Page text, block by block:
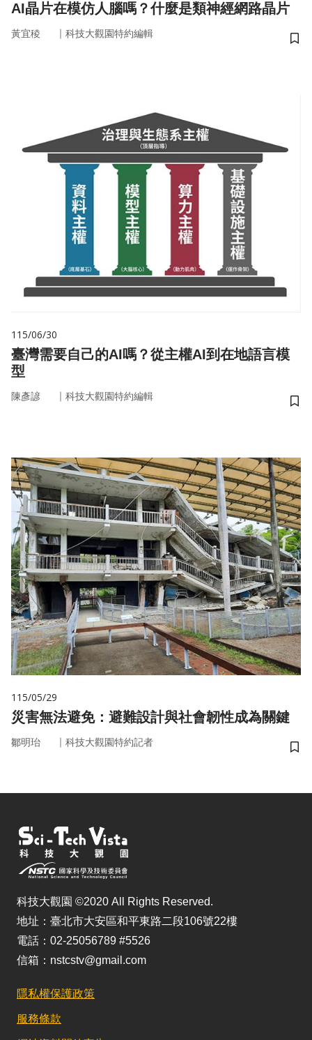
AI晶片在模仿人腦嗎？什麼是類神經網路晶片
黃宜稜 ｜ 科技大觀園特約編輯
儲
115/06/30
臺灣需要自己的AI嗎？從主權AI到在地語言模
型
陳彥諺 ｜ 科技大觀園特約編輯
儲
115/05/29
災害無法避免：避難設計與社會韌性成為關鍵
鄒明珆 ｜ 科技大觀園特約記者
儲
科技大觀園 ©2020 All Rights Reserved.
地址：臺北市大安區和平東路二段106號22樓
電話：02-25056789 #5526
信箱：nstcstv@gmail.com
隱私權保護政策
服務條款